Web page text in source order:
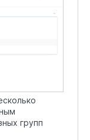
групп